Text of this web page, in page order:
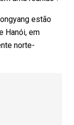
estão
Hanói, em
norte-